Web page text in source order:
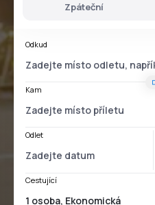
Zpáteční
Odkud
Kam
Odlet
Cestující